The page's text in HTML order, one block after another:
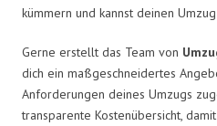
kümmern und kannst deinen
Gerne erstellt das Team von
dich ein maßgeschneidertes
Anforderungen deines Umzugs
transparente Kostenübersicht,